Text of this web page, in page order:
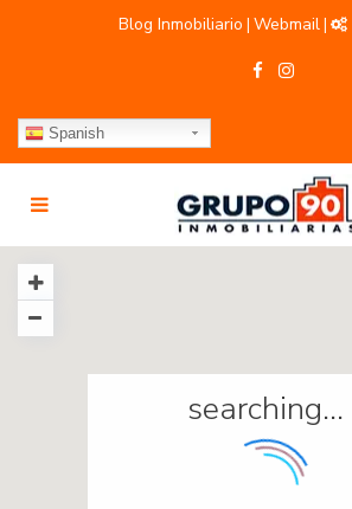
Blog Inmobiliario | Webmail|
Spanish
searching...